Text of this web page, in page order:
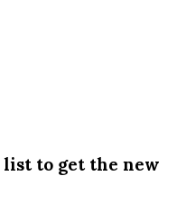
to get the new